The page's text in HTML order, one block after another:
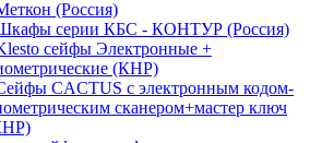
(Россия)
серии КБС - КОНТУР (Россия)
сейфы Электронные +
(КНР)
CACTUS с электронным кодом-
сканером+мастер ключ